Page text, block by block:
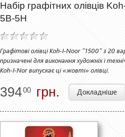
Набір графітних олівців
5В-5Н
Графітові олівці Koh-I-Noor "1500" з 20
призначені для виконання художніх і
Koh-I-Nor випускає ці «жовті» олівці.
39400 грн. Докладніше